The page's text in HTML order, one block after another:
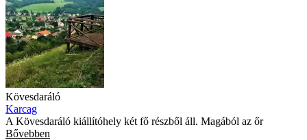
Kövesdaráló
Karcag
A Kövesdaráló kiállítóhely két fő részből áll. Magából az őr
Bővebben